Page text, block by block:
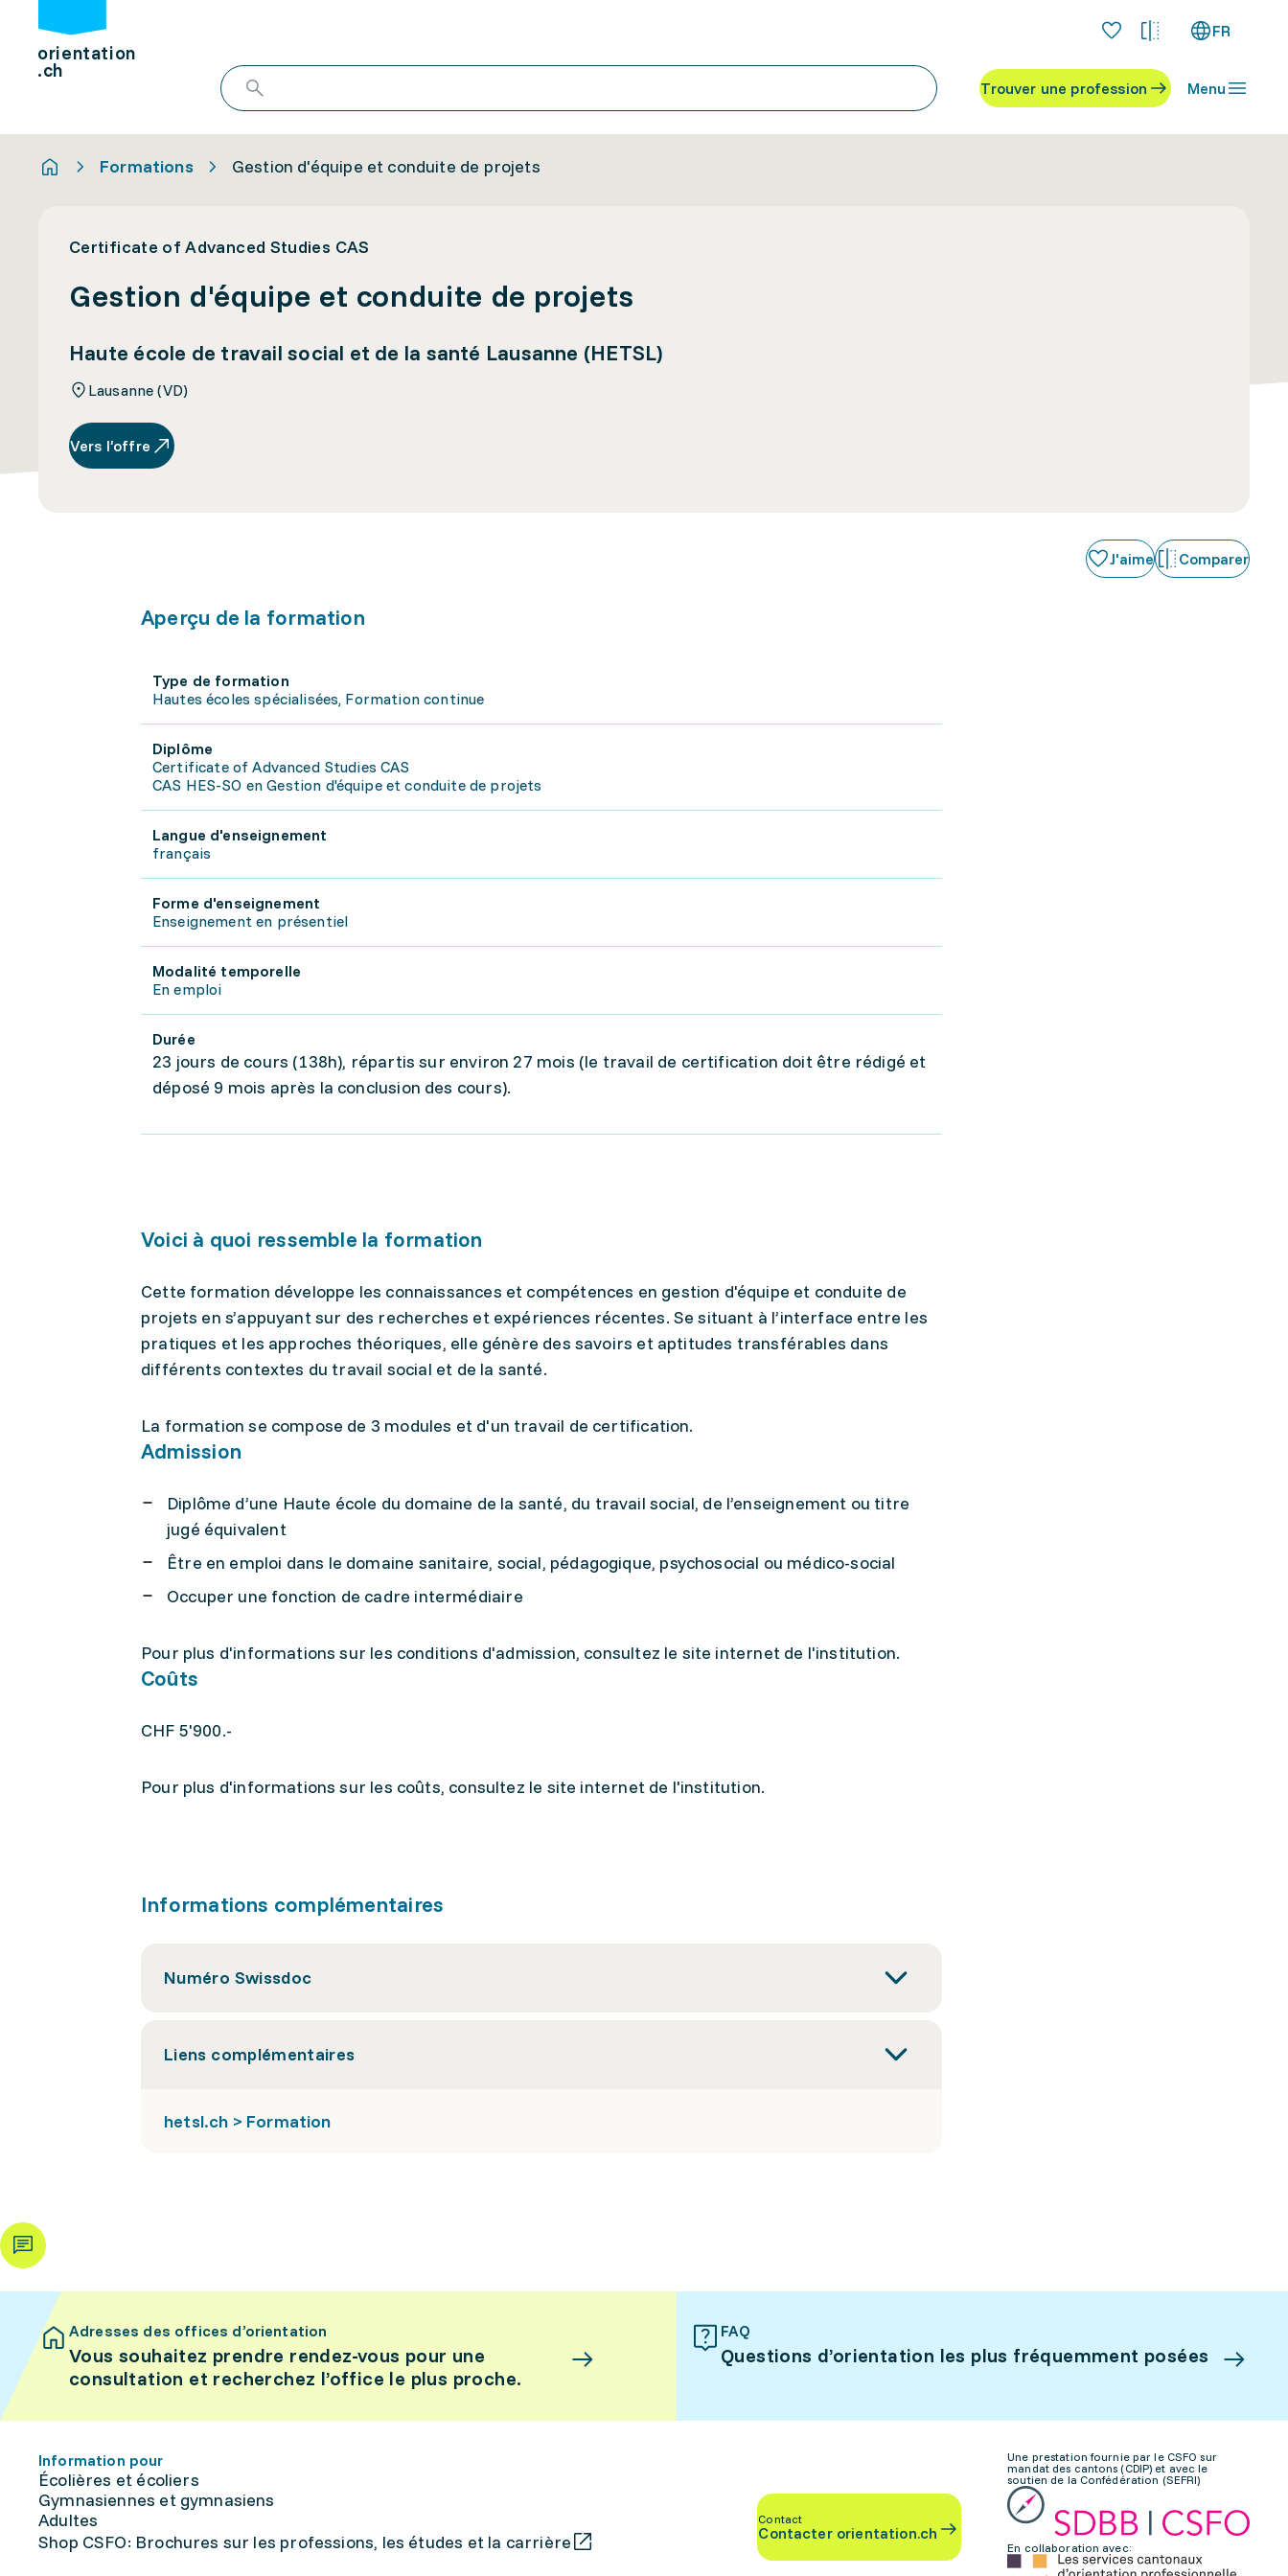
orientation
.ch
FR
Trouver une profession Menu
Formations Gestion d'équipe et conduite de projets
Certificate of Advanced Studies CAS
Gestion d'équipe et conduite de projets
Haute école de travail social et de la santé Lausanne (HETSL)
Lausanne (VD)
Vers l’offre
J'aime Comparer
Aperçu de la formation
Type de formation
Hautes écoles spécialisées, Formation continue
Diplôme
Certificate of Advanced Studies CAS
CAS HES-SO en Gestion d'équipe et conduite de projets
Langue d'enseignement
français
Forme d'enseignement
Enseignement en présentiel
Modalité temporelle
En emploi
Durée
23 jours de cours (138h), répartis sur environ 27 mois (le travail de certification doit être rédigé et
déposé 9 mois après la conclusion des cours).
Voici à quoi ressemble la formation
Cette formation développe les connaissances et compétences en gestion d'équipe et conduite de
projets en s’appuyant sur des recherches et expériences récentes. Se situant à l’interface entre les
pratiques et les approches théoriques, elle génère des savoirs et aptitudes transférables dans
différents contextes du travail social et de la santé.
La formation se compose de 3 modules et d'un travail de certification.
Admission
Diplôme d’une Haute école du domaine de la santé, du travail social, de l’enseignement ou titre
jugé équivalent
Être en emploi dans le domaine sanitaire, social, pédagogique, psychosocial ou médico-social
Occuper une fonction de cadre intermédiaire
Pour plus d'informations sur les conditions d'admission, consultez le site internet de l'institution.
Coûts
CHF 5'900.-
Pour plus d'informations sur les coûts, consultez le site internet de l'institution.
Informations complémentaires
Numéro Swissdoc
Liens complémentaires
hetsl.ch > Formation
Adresses des offices d’orientation
Vous souhaitez prendre rendez-vous pour une
consultation et recherchez l’office le plus proche.
FAQ
Questions d’orientation les plus fréquemment posées
Information pour
Écolières et écoliers
Gymnasiennes et gymnasiens
Adultes
Shop CSFO: Brochures sur les professions, les études et la carrière
Contact
Contacter orientation.ch
Une prestation fournie par le CSFO sur
mandat des cantons (CDIP) et avec le
soutien de la Confédération (SEFRI)
En collaboration avec: